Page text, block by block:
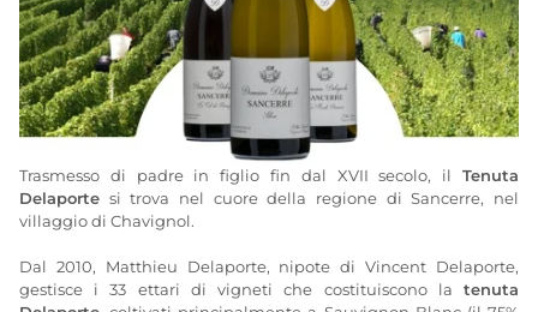
Trasmesso di padre in figlio fin dal XVII secolo, il Tenuta
Delaporte si trova nel cuore della regione di Sancerre, nel
villaggio di Chavignol.
Dal 2010, Matthieu Delaporte, nipote di Vincent Delaporte,
gestisce i 33 ettari di vigneti che costituiscono la tenuta